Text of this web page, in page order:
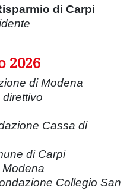
di Carpi
2026
di Modena
Cassa di
di Carpi
Collegio San